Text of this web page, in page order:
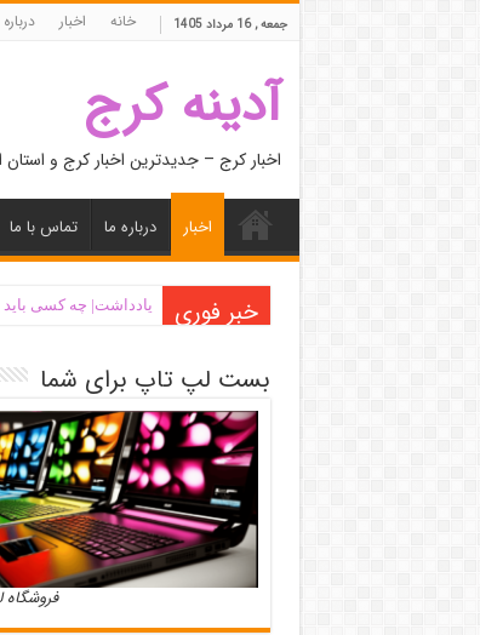
جمعه , 16 مرداد 1405 خانه اخبار
آدینه کرج
اخبار کرج – جدیدترین اخبار کرج و استان
اخبار درباره ما تماس با ما
خبر فوری یادداشت| ‌چه کسی باید
بست لپ تاپ برای شما